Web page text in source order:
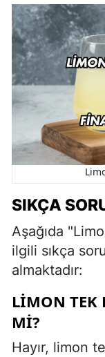
SIKÇA
Aşağıda
ilgili sıkça
almaktadır:
LIMON TEK
MI?
Hayır, limon